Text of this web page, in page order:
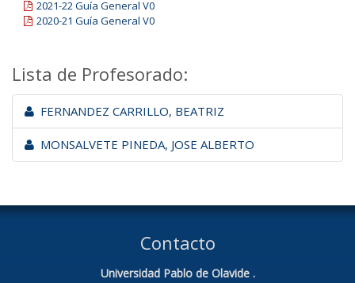
2021-22 Guía General V0
2020-21 Guía General V0
Lista de Profesorado:
FERNANDEZ CARRILLO, BEATRIZ
MONSALVETE PINEDA, JOSE ALBERTO
Contacto
Universidad Pablo de Olavide .